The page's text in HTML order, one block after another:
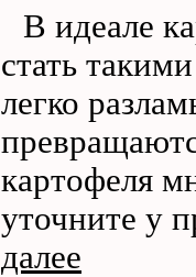
В идеале
стать
легко
картофеля
уточните у
далее